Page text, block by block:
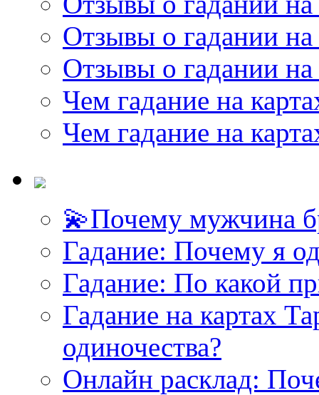
Отзывы о гадании на
Отзывы о гадании на
Чем гадание на
Чем гадание на
💫Почему мужчина
Гадание: Почему я
Гадание: По какой
Гадание на картах
одиночества?
Онлайн расклад: